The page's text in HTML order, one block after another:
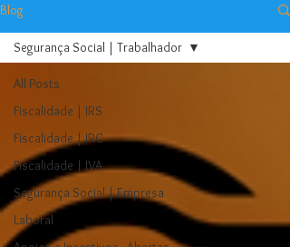
Blog
All Posts
Fiscalidade | IRS
Fiscalidade | IRC
Fiscalidade | IVA
Segurança Social | Empresa
Laboral
Segurança Social | Trabalhador